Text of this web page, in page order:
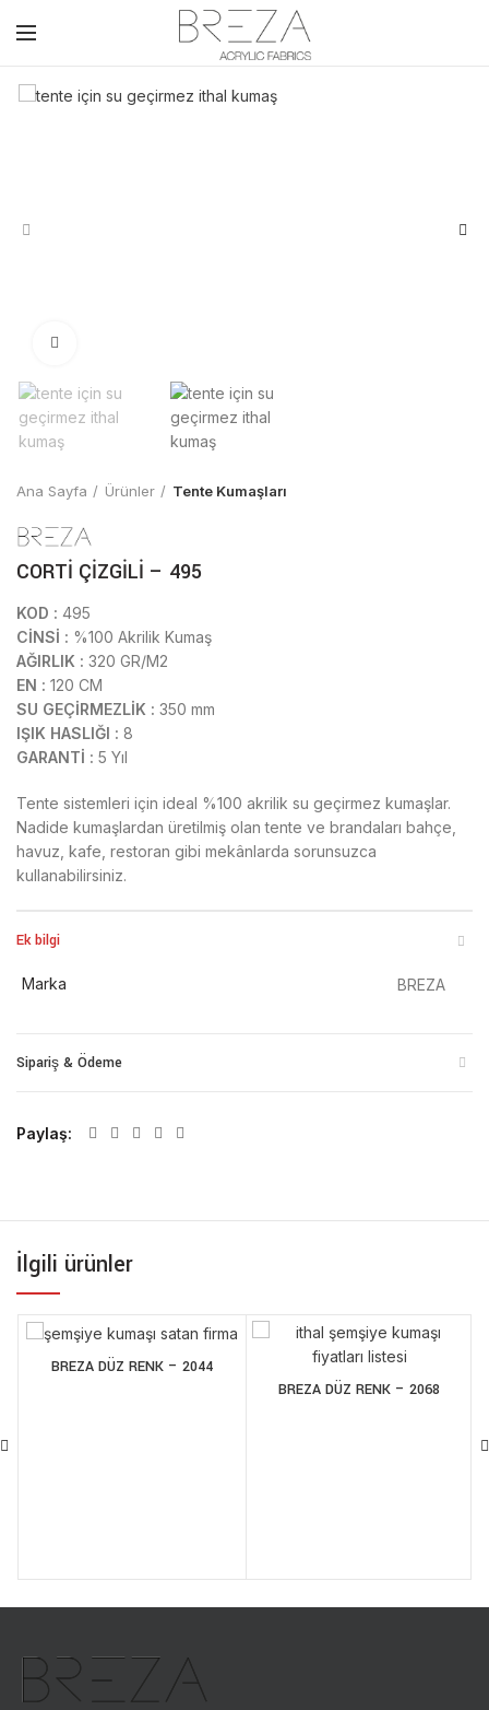
Ana Sayfa Ürünler Tente Kumaşları
CORTİ ÇİZGİLİ – 495
KOD : 495
CİNSİ : %100 Akrilik Kumaş
AĞIRLIK : 320 GR/M2
EN : 120 CM
SU GEÇİRMEZLİK : 350 mm
IŞIK HASLIĞI : 8
GARANTİ : 5 Yıl
Tente sistemleri için ideal %100 akrilik su geçirmez kumaşlar.
Nadide kumaşlardan üretilmiş olan tente ve brandaları bahçe,
havuz, kafe, restoran gibi mekânlarda sorunsuzca
kullanabilirsiniz.
Ek bilgi
Marka BREZA
Sipariş & Ödeme
Paylaş
İlgili ürünler
BREZA DÜZ RENK – 2044
BREZA DÜZ RENK – 2068